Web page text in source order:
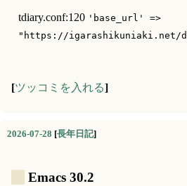
tdiary.conf:120 'base_url' =>
"https://igarashikuniaki.net/
[ツッコミを入れる]
2026-07-28 [長年日記]
Emacs 30.2